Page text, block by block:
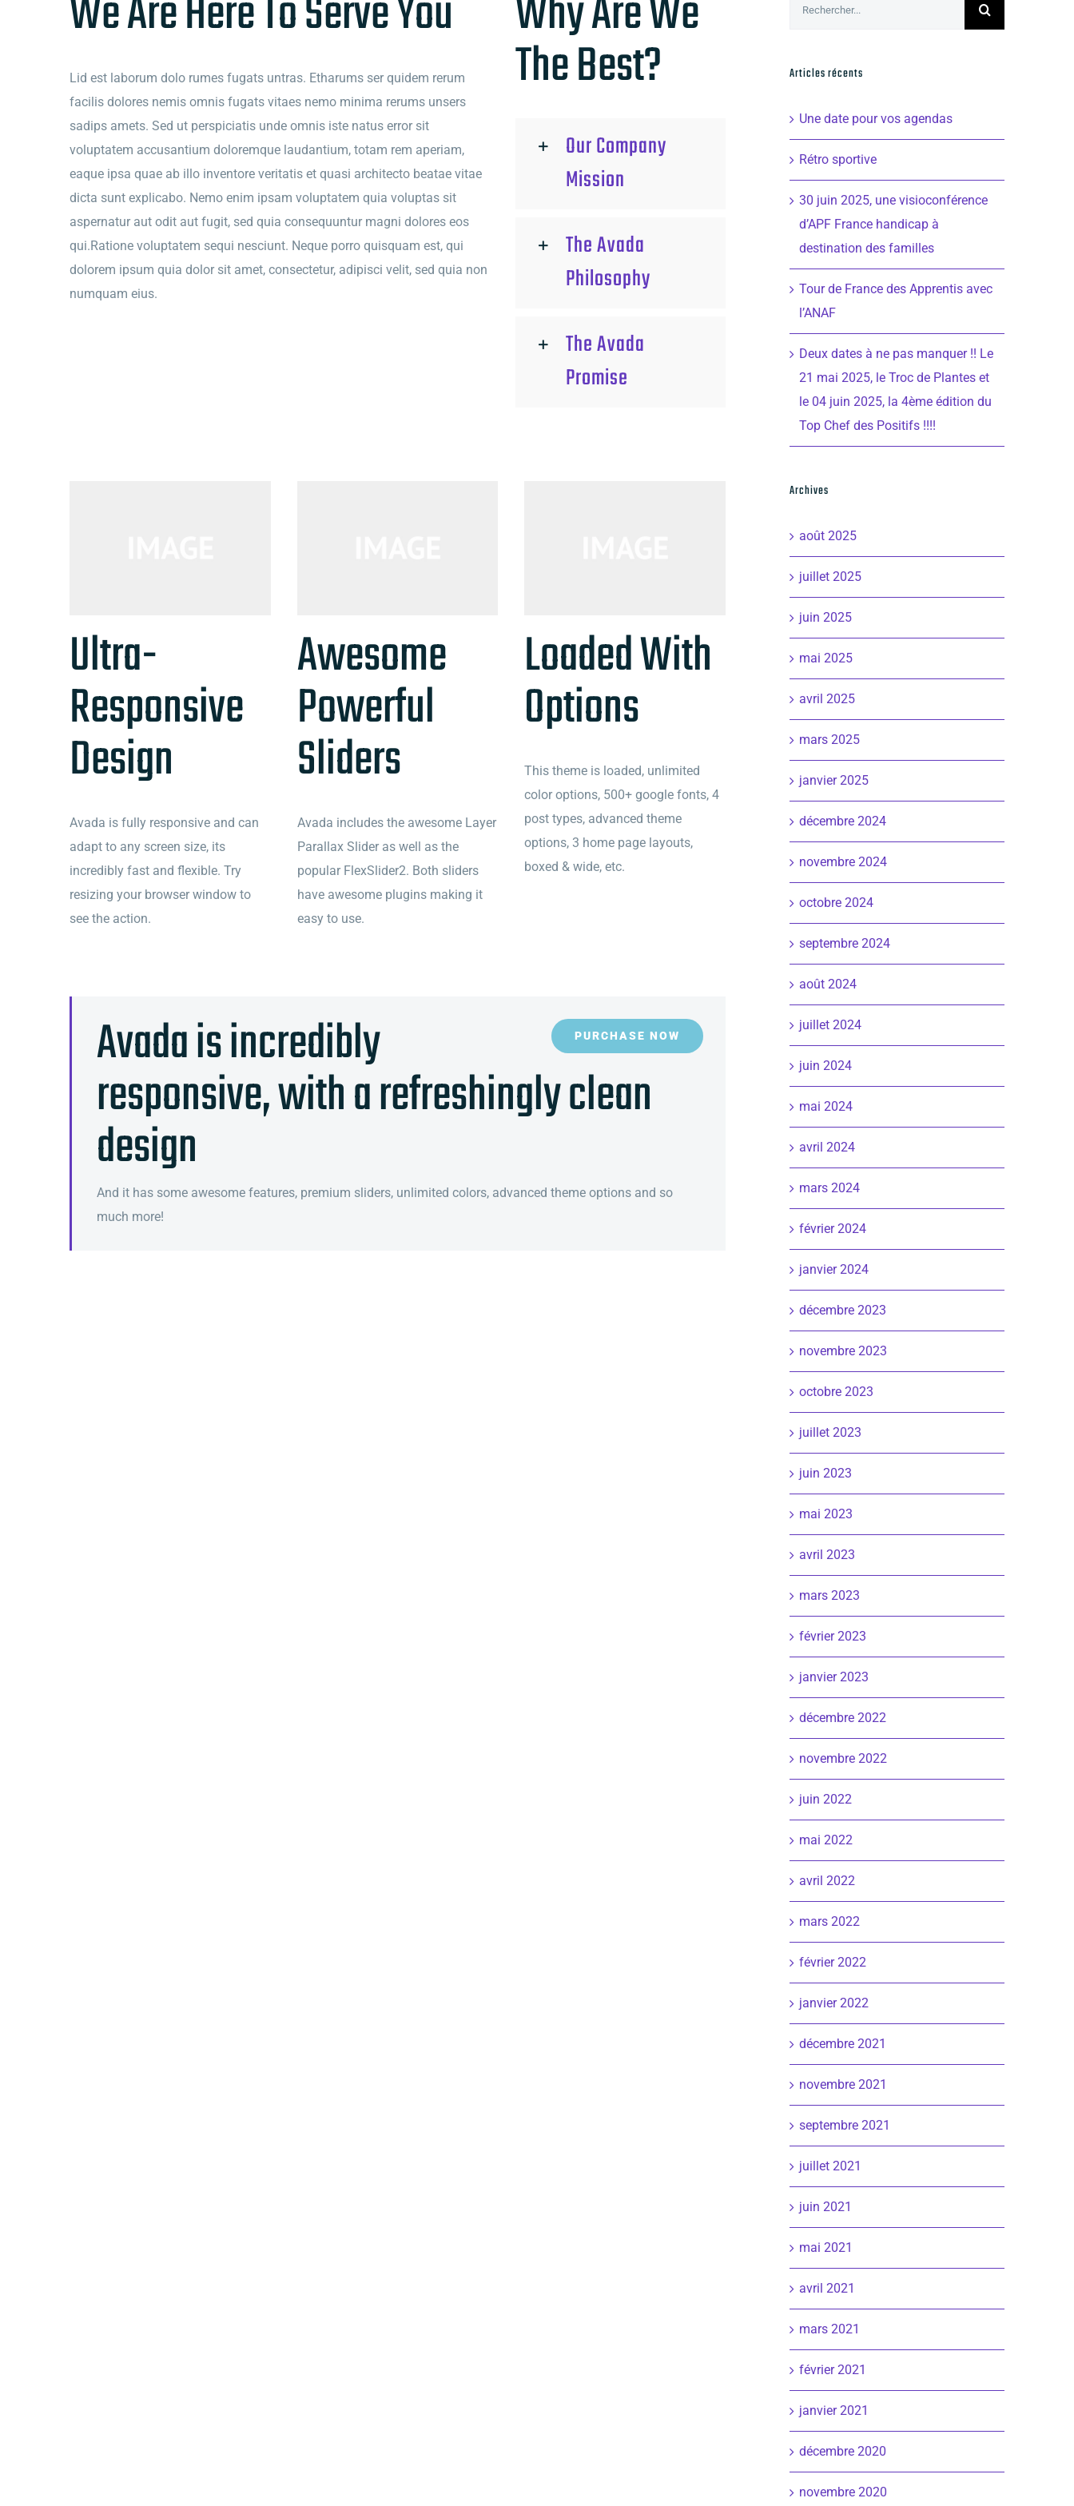
We Are Here To Serve You
Lid est laborum dolo rumes fugats untras. Etharums ser quidem rerum
facilis dolores nemis omnis fugats vitaes nemo minima rerums unsers
sadips amets. Sed ut perspiciatis unde omnis iste natus error sit
voluptatem accusantium doloremque laudantium, totam rem aperiam,
eaque ipsa quae ab illo inventore veritatis et quasi architecto beatae vitae
dicta sunt explicabo. Nemo enim ipsam voluptatem quia voluptas sit
aspernatur aut odit aut fugit, sed quia consequuntur magni dolores eos
qui.Ratione voluptatem sequi nesciunt. Neque porro quisquam est, qui
dolorem ipsum quia dolor sit amet, consectetur, adipisci velit, sed quia non
numquam eius.
Why Are We
The Best?
Our Company
Mission
The Avada
Philosophy
The Avada
Promise
Ultra-
Responsive
Design
Avada is fully responsive and can
adapt to any screen size, its
incredibly fast and flexible. Try
resizing your browser window to
see the action.
Awesome
Powerful
Sliders
Avada includes the awesome Layer
Parallax Slider as well as the
popular FlexSlider2. Both sliders
have awesome plugins making it
easy to use.
Loaded With
Options
This theme is loaded, unlimited
color options, 500+ google fonts, 4
post types, advanced theme
options, 3 home page layouts,
boxed & wide, etc.
PURCHASE NOW
Avada is incredibly
responsive, with a refreshingly clean
design
And it has some awesome features, premium sliders, unlimited colors, advanced theme options and so
much more!
Articles récents
Une date pour vos agendas
Rétro sportive
30 juin 2025, une visioconférence
d’APF France handicap à
destination des familles
Tour de France des Apprentis avec
l’ANAF
Deux dates à ne pas manquer !! Le
21 mai 2025, le Troc de Plantes et
le 04 juin 2025, la 4ème édition du
Top Chef des Positifs !!!!
Archives
août 2025
juillet 2025
juin 2025
mai 2025
avril 2025
mars 2025
janvier 2025
décembre 2024
novembre 2024
octobre 2024
septembre 2024
août 2024
juillet 2024
juin 2024
mai 2024
avril 2024
mars 2024
février 2024
janvier 2024
décembre 2023
novembre 2023
octobre 2023
juillet 2023
juin 2023
mai 2023
avril 2023
mars 2023
février 2023
janvier 2023
décembre 2022
novembre 2022
juin 2022
mai 2022
avril 2022
mars 2022
février 2022
janvier 2022
décembre 2021
novembre 2021
septembre 2021
juillet 2021
juin 2021
mai 2021
avril 2021
mars 2021
février 2021
janvier 2021
décembre 2020
novembre 2020